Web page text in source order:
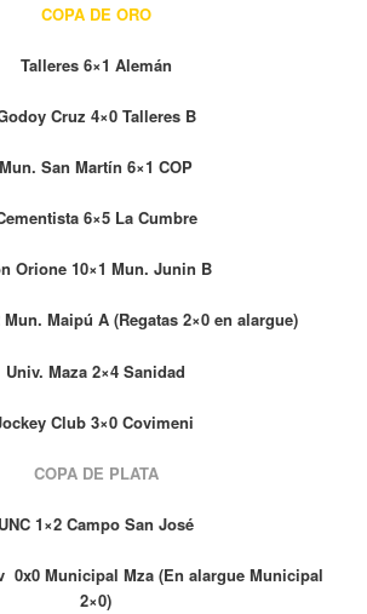
COPA DE ORO
Talleres 6×1 Alemán
Cruz 4×0 Talleres B
Mun. San Martín 6×1 COP
6×5 La Cumbre
Orione 10×1 Mun. Junin B
Mun. Maipú A (Regatas 2×0 en alargue)
Univ. Maza 2×4 Sanidad
Club 3×0 Covimeni
COPA DE PLATA
UNC 1×2 Campo San José
0x0 Municipal Mza (En alargue Municipal
2×0)